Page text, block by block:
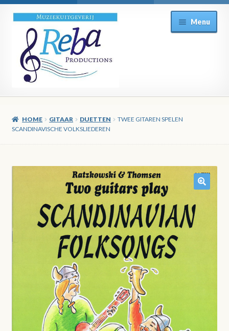
Ga
door
naar
navigatie
Ga
direct
naar
de
inhoud
Menu
HOME GITAAR DUETTEN
TWEE GITAREN SPELEN
SCANDINAVISCHE VOLKSLIEDEREN